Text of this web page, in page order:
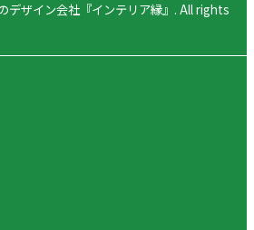
ザイン会社『インテリア縁』. All rights